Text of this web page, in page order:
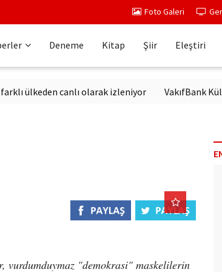
Foto Galeri
Deneme Kitap Şiir Eleştiri
canlı olarak izleniyor VakıfBank Kültür'de
vurdumduymaz "demokrasi" maskelilerin